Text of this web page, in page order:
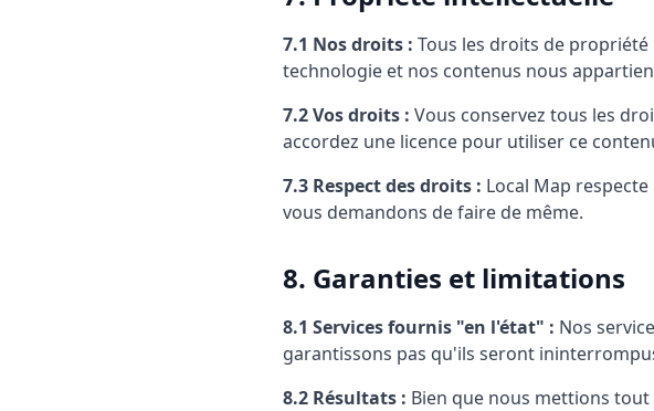
7.1 Nos droits : Tous les droits de
technologie et nos contenus nous
7.2 Vos droits : Vous conservez tous les
accordez une licence pour utiliser ce
7.3 Respect des droits : Local Map
vous demandons de faire de même.
8. Garanties et limitations
8.1 Services fournis "en l'état" : Nos
garantissons pas qu'ils seront
8.2 Résultats : Bien que nous mettions